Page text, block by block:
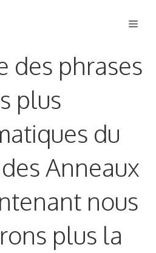
des phrases
plus
du
Anneaux
nous
plus la